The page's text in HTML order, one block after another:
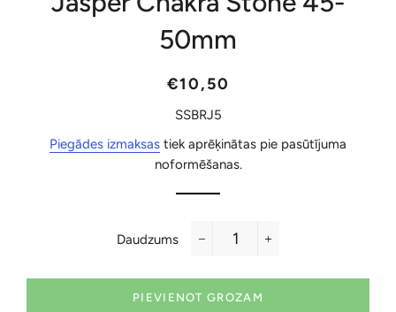
50mm
Parastā
Akcijas
€10,50
SSBRJ5
Piegādes izmaksas tiek aprēķinātas pie pasūtījuma
noformēšanas.
Daudzums
PIEVIENOT GROZAM